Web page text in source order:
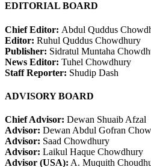
EDITORIAL BOARD
Chief Editor: Abdul Quddus
Editor: Ruhul Quddus Chowdhury
Publisher: Sidratul Muntaha
News Editor: Tuhel Chowdhury
Staff Reporter: Shudip Dash
ADVISORY BOARD
Chief Advisor: Dewan Shuaib Afzal
Advisor: Dewan Abdul Gofran
Advisor: Saad Chowdhury
Advisor: Laikul Haque Chowdhury
Advisor (USA): A. Muquith